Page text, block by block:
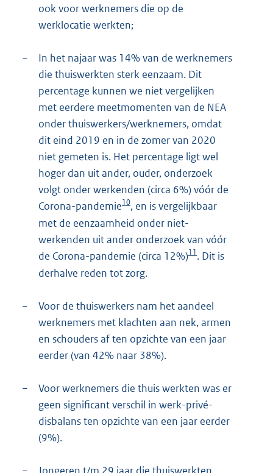
ook voor werknemers die op de
werklocatie werkten;
−
In het najaar was 14% van de werknemers
die thuiswerkten sterk eenzaam. Dit
percentage kunnen we niet vergelijken
met eerdere meetmomenten van de NEA
onder thuiswerkers/werknemers, omdat
dit eind 2019 en in de zomer van 2020
niet gemeten is. Het percentage ligt wel
hoger dan uit ander, ouder, onderzoek
volgt onder werkenden (circa 6%) vóór de
Corona-pandemie10, en is vergelijkbaar
met de eenzaamheid onder niet-
werkenden uit ander onderzoek van vóór
de Corona-pandemie (circa 12%)11. Dit is
derhalve reden tot zorg.
−
Voor de thuiswerkers nam het aandeel
werknemers met klachten aan nek, armen
en schouders af ten opzichte van een jaar
eerder (van 42% naar 38%).
−
Voor werknemers die thuis werkten was er
geen significant verschil in werk-privé-
disbalans ten opzichte van een jaar eerder
(9%).